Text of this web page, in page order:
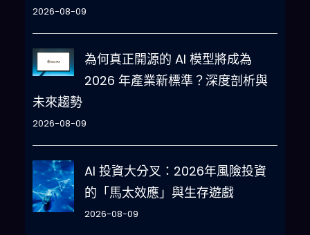
2026-08-09
為何真正開源的 AI 模型將成為
2026 年產業新標準？深度剖析與
未來趨勢
2026-08-09
AI 投資大分叉：2026年風險投資
的「馬太效應」與生存遊戲
2026-08-09